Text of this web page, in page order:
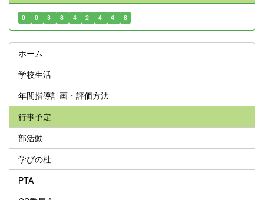
0 0 3 8 4 2 4 4 8
ホーム
学校生活
年間指導計画・評価方法
行事予定
部活動
学びの杜
PTA